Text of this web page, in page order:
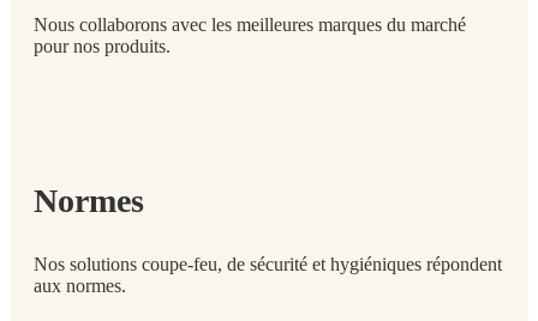
Nous collaborons avec les meilleures marques du marché
pour nos produits.
Normes
Nos solutions coupe-feu, de sécurité et hygiéniques répondent
aux normes.